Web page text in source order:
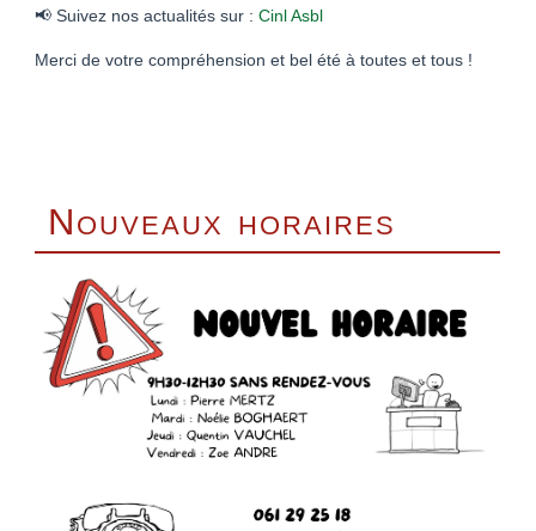
📢 Suivez nos actualités sur :Cinl Asbl
Merci de votre compréhension et bel été à toutes et tous !
Nouveaux horaires